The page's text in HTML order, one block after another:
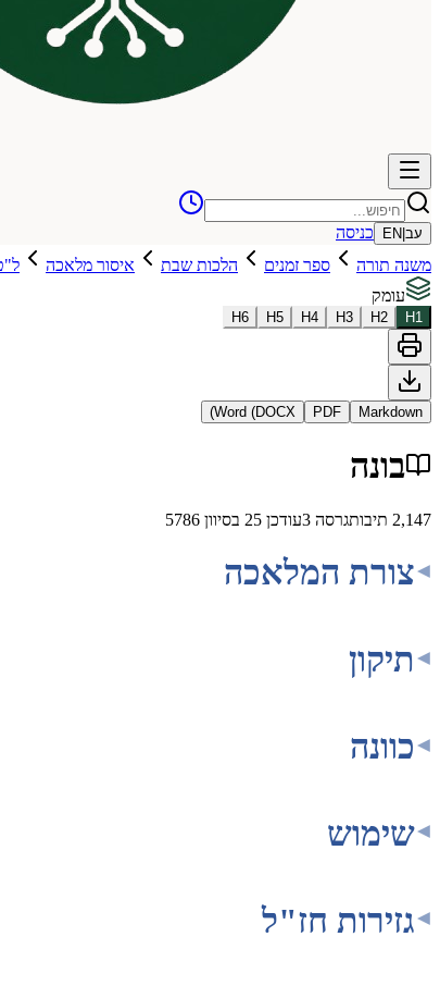
עב EN
כניסה
משנה תורה
ספר זמנים הלכות שבת איסור מלאכה
עומק
H1
H2
H3
H4
H5
H6
Markdown
PDF
Word (DOCX)
בונה
2,147 תיבותגרסה 3עודכן 25 בסיוון 5786
צורת המלאכה
תיקון
כוונה
שימוש
גזירות חז"ל